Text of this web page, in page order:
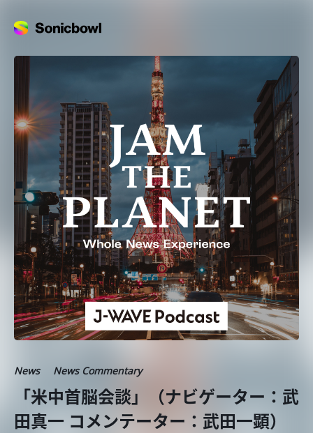
News News Commentary
「米中首脳会談」（ナビゲーター：武
田真一 コメンテーター：武田一顕）